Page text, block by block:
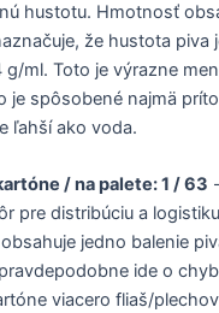
hustotu. Hmotnosť
že hustota piva
ml. Toto je výrazne
je spôsobené najmä
ľahší ako voda.
/ na palete: 1 / 63
pre distribúciu a
jedno balenie
ide o
viacero fliaš/